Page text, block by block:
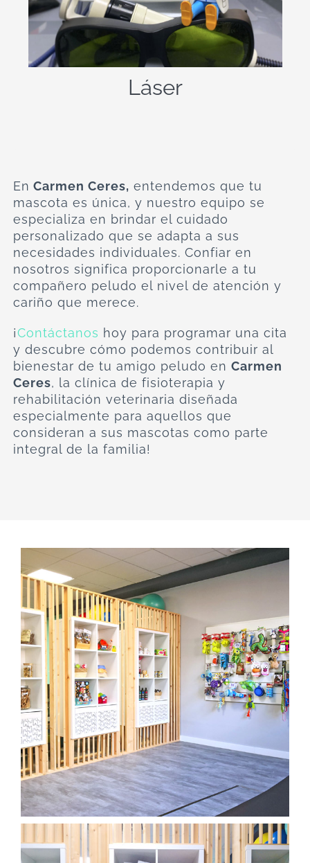
Láser
agua, oxígeno y nutrientes a la zona
lesionada; actuando sobre el
metabolismo celular, estimulando su
función, y generando en
clínicos beneficiosos.
En Carmen Ceres, entendemos que tu
mascota es única, y nuestro equipo se
especializa en brindar el cuidado
personalizado que se adapta a sus
necesidades individuales. Confiar en
nosotros significa proporcionarle a tu
compañero peludo el nivel de atención y
cariño que merece.
¡Contáctanos hoy para programar una cita
y descubre cómo podemos contribuir al
bienestar de tu amigo peludo enCarmen
Ceres, la clínica de fisioterapia y
rehabilitación veterinaria diseñada
especialmente para aquellos que
consideran a sus mascotas como parte
integral de la familia!